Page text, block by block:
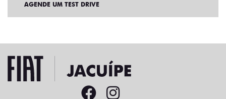
AGENDE UM TEST DRIVE